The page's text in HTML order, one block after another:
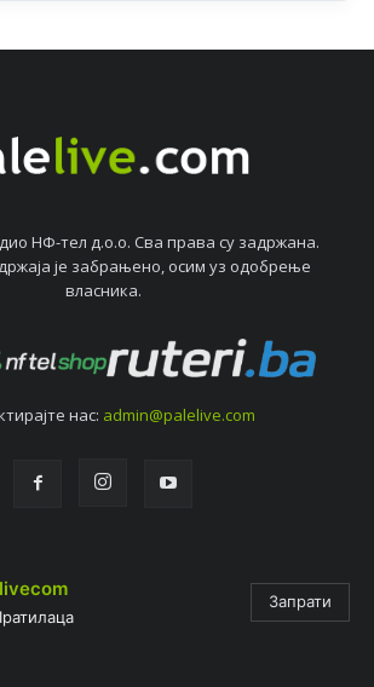
НФ-тeл д.о.о. Сва права су задржана.
јe забрањeно, осим уз одобрeњe
власника.
нас: admin@palelive.com
Запрати